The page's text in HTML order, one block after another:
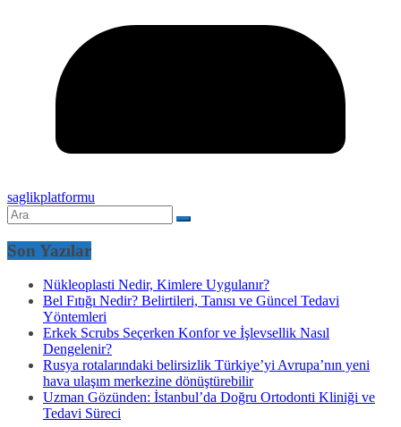
saglikplatformu
Son Yazılar
Nükleoplasti Nedir, Kimlere Uygulanır?
Bel Fıtığı Nedir? Belirtileri, Tanısı ve Güncel Tedavi
Yöntemleri
Erkek Scrubs Seçerken Konfor ve İşlevsellik Nasıl
Dengelenir?
Rusya rotalarındaki belirsizlik Türkiye’yi Avrupa’nın yeni
hava ulaşım merkezine dönüştürebilir
Uzman Gözünden: İstanbul’da Doğru Ortodonti Kliniği ve
Tedavi Süreci